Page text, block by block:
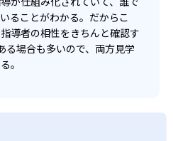
ることがわかる。だからこ
導者の相性をきちんと確認す
る場合も多いので、両方見学
。